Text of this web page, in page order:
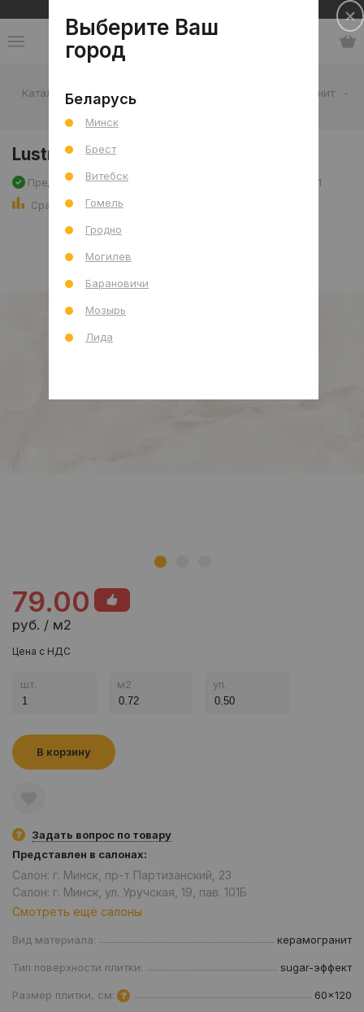
Каталог - Керамогранит
-
Lustre Taupe Sugar 60x120 R
Lustre Taupe Sugar 60x120 R
Предзаказ, поступление: 31.12.2026 Артикул: 0000029671
Сравнить
79.00
руб. / м2
Цена с НДС
шт. м2 уп.
В корзину
Задать вопрос по товару
Представлен в салонах:
Салон: г. Минск, пр-т Партизанский, 23
Салон: г. Минск, ул. Уручская, 19, пав. 101Б
Смотреть ещё салоны
Вид материала: керамогранит
Тип поверхности плитки: sugar-эффект
Размер плитки, см: 60x120
Выберите Ваш
город
Беларусь
Минск
Брест
Витебск
Гомель
Гродно
Могилев
Барановичи
Мозырь
Лида